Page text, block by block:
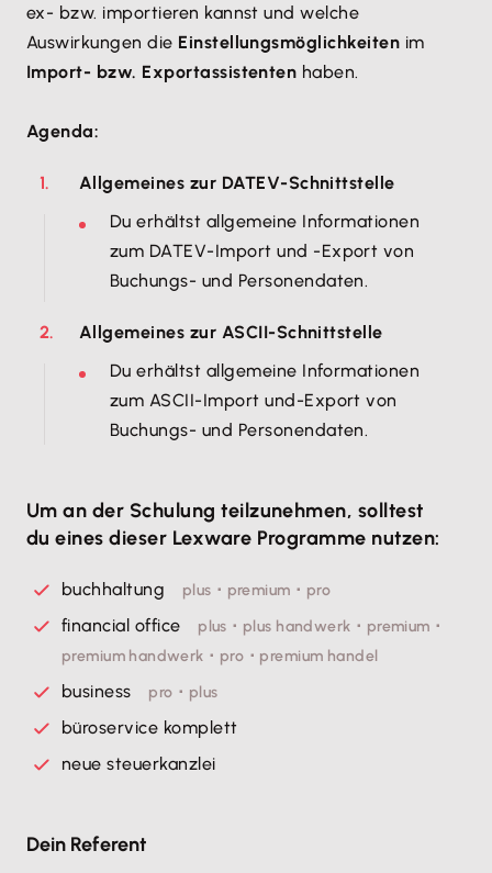
ex- bzw. importieren kannst und welche
Auswirkungen die Einstellungsmöglichkeiten im
Import- bzw. Exportassistenten haben.
Agenda:
Allgemeines zur DATEV-Schnittstelle
Du erhältst allgemeine Informationen
zum DATEV-Import und -Export von
Buchungs- und Personendaten.
Allgemeines zur ASCII-Schnittstelle
Du erhältst allgemeine Informationen
zum ASCII-Import und-Export von
Buchungs- und Personendaten.
Um an der Schulung teilzunehmen, solltest
du eines dieser Lexware Programme nutzen:
buchhaltung plus ･ premium ･ pro
financial office
plus ･ plus handwerk ･ premium ･
premium handwerk ･ pro ･ premium handel
business pro ･ plus
büroservice komplett
neue steuerkanzlei
Dein Referent